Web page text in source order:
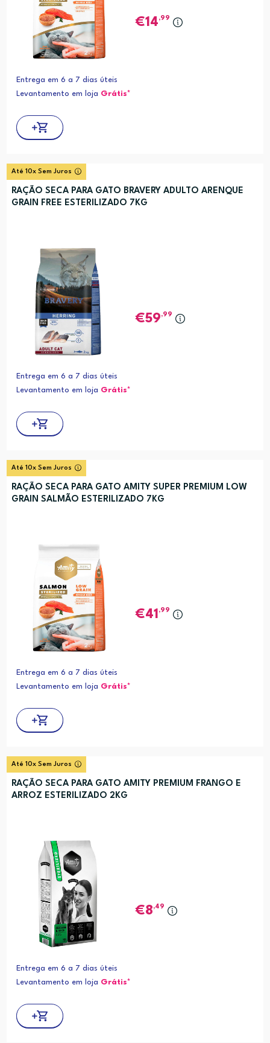
14,99
Entrega em 6 a 7 dias úteis
Levantamento em loja Grátis*
Até 10x Sem Juros
RAÇÃO SECA PARA GATO BRAVERY ADULTO ARENQUE
GRAIN FREE ESTERILIZADO 7KG
59,99
Entrega em 6 a 7 dias úteis
Levantamento em loja Grátis*
Até 10x Sem Juros
RAÇÃO SECA PARA GATO AMITY SUPER PREMIUM LOW
GRAIN SALMÃO ESTERILIZADO 7KG
41 ,99
Entrega em 6 a 7 dias úteis
Levantamento em loja Grátis*
Até 10x Sem Juros
RAÇÃO SECA PARA GATO AMITY PREMIUM FRANGO E
ARROZ ESTERILIZADO 2KG
8,49
Entrega em 6 a 7 dias úteis
Levantamento em loja Grátis*